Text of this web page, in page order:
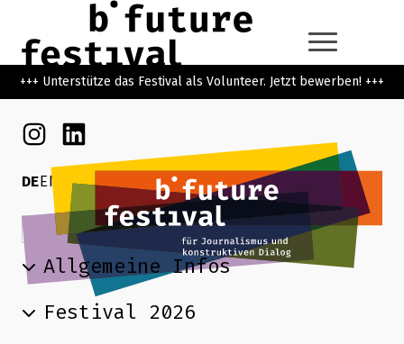
Zum Hauptinhalt der Seite springen
Zur Startseite navigieren
Instagram
Linkedin
DEEN
Suchbegriff Suchen
Allgemeine Infos
Festival 2026
+++ Unterstütze das Festival als Volunteer. Jetzt bewerben! +++